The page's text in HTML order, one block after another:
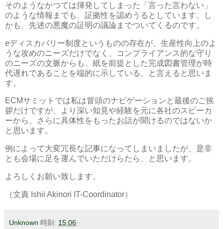
そのようなかつては揮発してしまった「言った言わない」
のような情報までも、証拠性を認めうるとしています。し
かも、先述の悪魔の証明の議論までついてくるのです。
eディスカバリー制度というものの存在が、生産性向上のよ
うな攻めのニーズだけでなく、コンプライアンス的な守り
のニーズの文脈からも、紙を前提とした完成図書管理が時
代遅れであることを端的に示している、と言えると思いま
す。
ECMサミットでは私は冒頭のナビゲーションと最後のご挨
拶だけですが、より深い知見や経験を元に各社のスピーカ
ーから、さらに具体性をもったお話が聞けるのではないか
と思います。
例によって大変冗長な記事になってしまいましたが、是非
とも会場に足を運んでいただけらたら、と思います。
よろしくお願い致します。
（文責 Ishii Akinori IT-Coordinator）
Unknown 時刻: 15:06